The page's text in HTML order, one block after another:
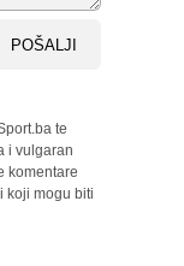
POŠALJI
te
i vulgaran
komentare
koji mogu biti